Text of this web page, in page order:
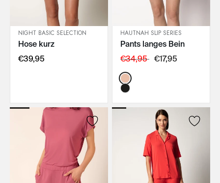
IN DEN WARENKORB
NIGHT BASIC SELECTION
Hose kurz
€39,95
IN DEN WARENKORB
HAUTNAH SLIP SERIES
Pants langes Bein
€34,95 €17,95
Color: